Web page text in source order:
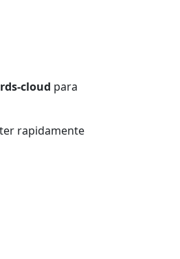
cloud para
rapidamente